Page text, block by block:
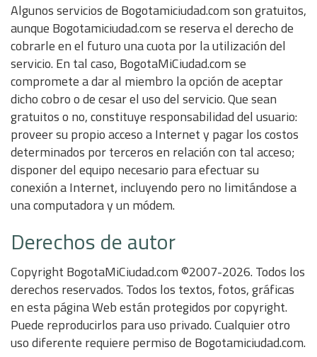
Algunos servicios de Bogotamiciudad.com son gratuitos,
aunque Bogotamiciudad.com se reserva el derecho de
cobrarle en el futuro una cuota por la utilización del
servicio. En tal caso, BogotaMiCiudad.com se
compromete a dar al miembro la opción de aceptar
dicho cobro o de cesar el uso del servicio. Que sean
gratuitos o no, constituye responsabilidad del usuario:
proveer su propio acceso a Internet y pagar los costos
determinados por terceros en relación con tal acceso;
disponer del equipo necesario para efectuar su
conexión a Internet, incluyendo pero no limitándose a
una computadora y un módem.
Derechos de autor
Copyright BogotaMiCiudad.com ©2007-2026. Todos los
derechos reservados. Todos los textos, fotos, gráficas
en esta página Web están protegidos por copyright.
Puede reproducirlos para uso privado. Cualquier otro
uso diferente requiere permiso de Bogotamiciudad.com.